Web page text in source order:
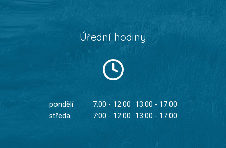
Úřední hodiny
pondělí 7:00 - 12:00
13:00 - 17:00
středa
7:00 - 12:00 13:00 - 17:00